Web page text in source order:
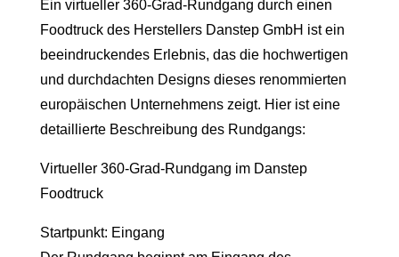
Ein virtueller 360-Grad-Rundgang durch einen
Foodtruck des Herstellers Danstep GmbH ist ein
beeindruckendes Erlebnis, das die hochwertigen
und durchdachten Designs dieses renommierten
europäischen Unternehmens zeigt. Hier ist eine
detaillierte Beschreibung des Rundgangs:
Virtueller 360-Grad-Rundgang im Danstep
Foodtruck
Startpunkt: Eingang